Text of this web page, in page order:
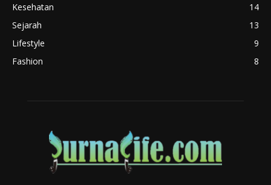
Kesehatan
14
Sejarah
13
Lifestyle
9
Fashion
8